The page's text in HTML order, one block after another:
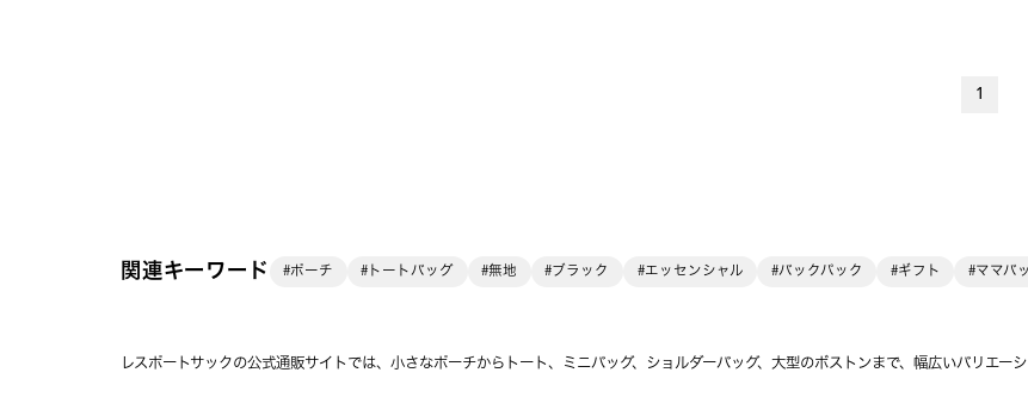
1
関連キーワード #ポーチ #トートバッグ #無地 #ブラック #エッセンシャル #バックパック #ギフト #ママバ
レスポートサックの公式通販サイトでは、小さなポーチからトート、ミニバッグ、ショルダーバッグ、大型のボストンまで、幅広いバリエー